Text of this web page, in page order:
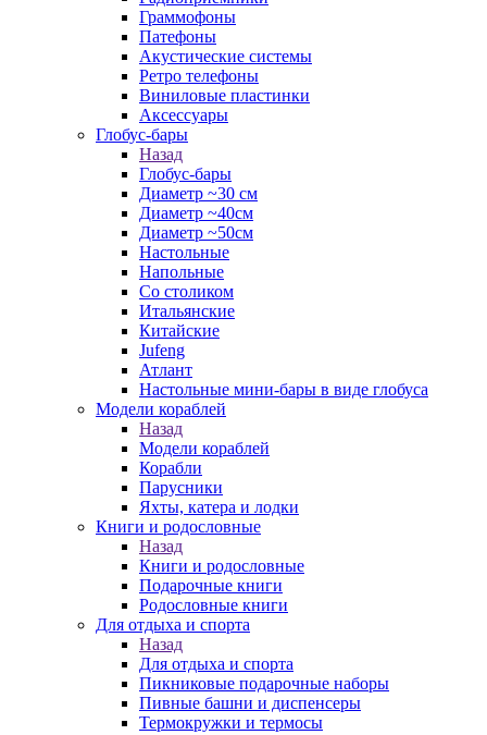
Граммофоны
Патефоны
Акустические системы
Ретро телефоны
Виниловые пластинки
Аксессуары
Глобус-бары
Назад
Глобус-бары
Диаметр ~30 см
Диаметр ~40см
Диаметр ~50см
Настольные
Напольные
Со столиком
Итальянские
Китайские
Jufeng
Атлант
Настольные мини-бары в виде глобуса
Модели кораблей
Назад
Модели кораблей
Корабли
Парусники
Яхты, катера и лодки
Книги и родословные
Назад
Книги и родословные
Подарочные книги
Родословные книги
Для отдыха и спорта
Назад
Для отдыха и спорта
Пикниковые подарочные наборы
Пивные башни и диспенсеры
Термокружки и термосы